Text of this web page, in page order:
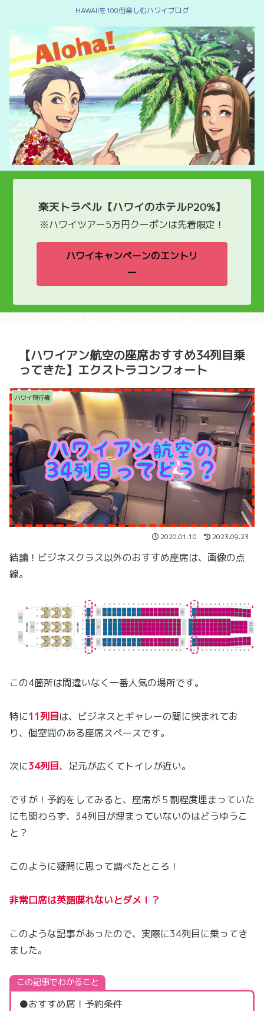
HAWAIIを100倍楽しむハワイブログ
楽天トラベル【ハワイのホテルP20%】
※ハワイツアー5万円クーポンは先着限定！
ハワイキャンペーンのエントリ
ー
【ハワイアン航空の座席おすすめ34列目乗
ってきた】エクストラコンフォート
ハワイ飛行機
2020.01.10 2023.09.23
結論！ビジネスクラス以外のおすすめ座席は、画像の点
線。
この4箇所は間違いなく一番人気の場所です。
特に11列目は、ビジネスとギャレーの間に挟まれてお
り、個室間のある座席スペースです。
次に34列目、足元が広くてトイレが近い。
ですが！予約をしてみると、座席が５割程度埋まっていた
にも関わらず、34列目が埋まっていないのはどうゆうこ
と？
このように疑問に思って調べたところ！
非常口席は英語喋れないとダメ！？
このような記事があったので、実際に34列目に乗ってき
ました。
この記事でわかること
●おすすめ席！予約条件